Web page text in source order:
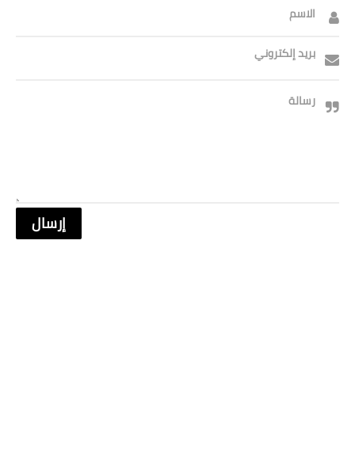
الاسم
بريد إلكتروني
رسالة